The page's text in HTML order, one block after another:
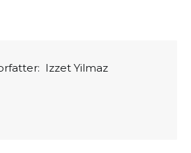
Izzet Yilmaz